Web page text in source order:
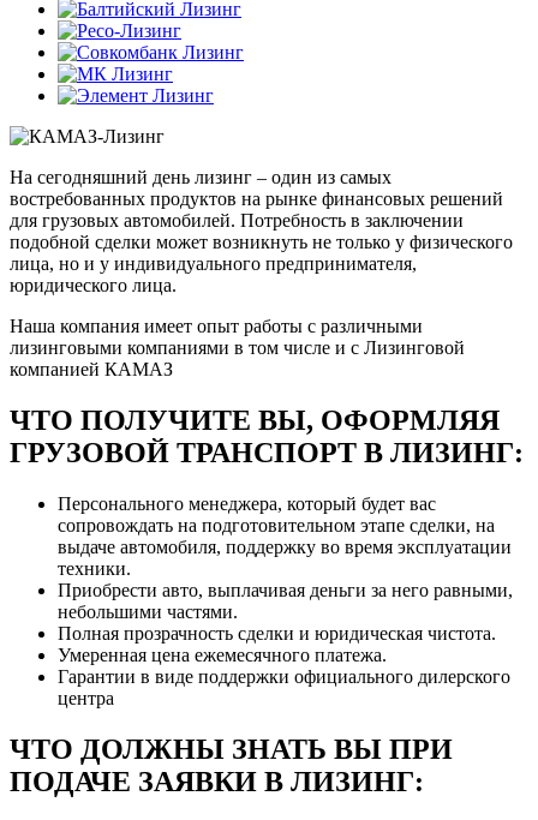
На сегодняшний день лизинг – один из самых
востребованных продуктов на рынке финансовых решений
для грузовых автомобилей. Потребность в заключении
подобной сделки может возникнуть не только у физического
лица, но и у индивидуального предпринимателя,
юридического лица.
Наша компания имеет опыт работы с различными
лизинговыми компаниями в том числе и с Лизинговой
компанией КАМАЗ
ЧТО ПОЛУЧИТЕ ВЫ, ОФОРМЛЯЯ
ГРУЗОВОЙ ТРАНСПОРТ В ЛИЗИНГ:
Персонального менеджера, который будет вас
сопровождать на подготовительном этапе сделки, на
выдаче автомобиля, поддержку во время эксплуатации
техники.
Приобрести авто, выплачивая деньги за него равными,
небольшими частями.
Полная прозрачность сделки и юридическая чистота.
Умеренная цена ежемесячного платежа.
Гарантии в виде поддержки официального дилерского
центра
ЧТО ДОЛЖНЫ ЗНАТЬ ВЫ ПРИ
ПОДАЧЕ ЗАЯВКИ В ЛИЗИНГ: